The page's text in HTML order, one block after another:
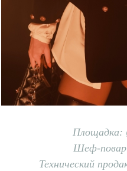
Площадка:
Шеф-
Технический